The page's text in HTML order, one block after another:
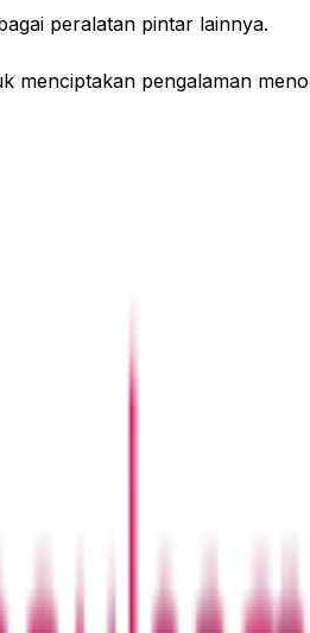
peralatan pintar lainnya.
menciptakan pengalaman